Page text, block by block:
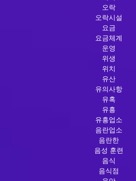
오락
오락시설
요금
요금체계
운영
위생
위치
유산
유의사항
유혹
유흥
유흥업소
음란업소
음란한
음성 훈련
음식
음식점